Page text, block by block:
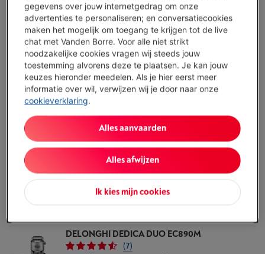
Koop nu
Vergelijken
DELONGHI LINEA CLASSIC EM450.M
(12)
Koffietype: Gemalen koffie en ESE-pads
Stoom- en warmwaterpijpje: Ja
Binnen 3-7 dagen -Bekijk voorraad
€ 149,00
Vergelijken
DELONGHI DEDICA DUO EC890M
(7)
gegevens over jouw internetgedrag om onze
advertenties te personaliseren; en conversatiecookies
maken het mogelijk om toegang te krijgen tot de live
chat met Vanden Borre. Voor alle niet strikt
noodzakelijke cookies vragen wij steeds jouw
toestemming alvorens deze te plaatsen. Je kan jouw
keuzes hieronder meedelen. Als je hier eerst meer
informatie over wil, verwijzen wij je door naar onze
cookieverklaring.
Ik kies mijn cookies
Alles afwijzen
Alles aanvaarden